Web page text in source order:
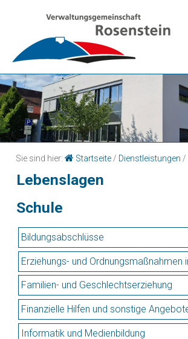
Sie sind hier: Startseite / Dienstleistungen /
Lebenslagen
Schule
Bildungsabschlüsse
Erziehungs- und Ordnungsmaßnahmen
Familien- und Geschlechtserziehung
Finanzielle Hilfen und sonstige
Informatik und Medienbildung